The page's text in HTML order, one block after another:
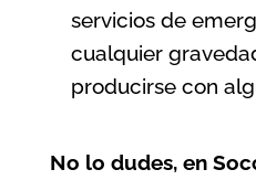
servicios de
cualquier
producirse con
No lo dudes, en